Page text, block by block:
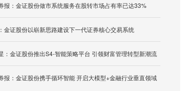
报：金证股份做市系统服务在股转市场占有率已达33%
金证股份以崭新思路建设下一代证券核心交易系统
：金证股份推出S4-智能策略平台 引领财富管理转型新潮流
报：金证股份携手循环智能 开启大模型+金融行业垂直领域